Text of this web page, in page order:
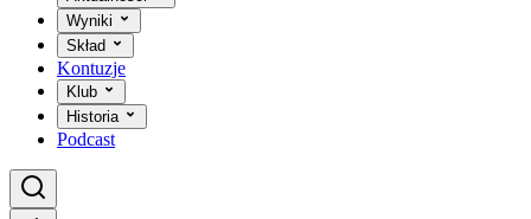
Wyniki
Skład
Kontuzje
Klub
Historia
Podcast